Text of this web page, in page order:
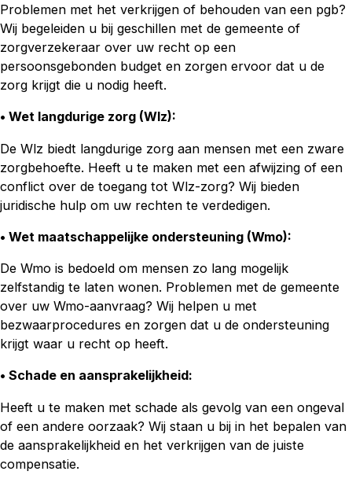
Problemen met het verkrijgen of behouden van een pgb?
Wij begeleiden u bij geschillen met de gemeente of
zorgverzekeraar over uw recht op een
persoonsgebonden budget en zorgen ervoor dat u de
zorg krijgt die u nodig heeft.
• Wet langdurige zorg (Wlz):
De Wlz biedt langdurige zorg aan mensen met een zware
zorgbehoefte. Heeft u te maken met een afwijzing of een
conflict over de toegang tot Wlz-zorg? Wij bieden
juridische hulp om uw rechten te verdedigen.
• Wet maatschappelijke ondersteuning (Wmo):
De Wmo is bedoeld om mensen zo lang mogelijk
zelfstandig te laten wonen. Problemen met de gemeente
over uw Wmo-aanvraag? Wij helpen u met
bezwaarprocedures en zorgen dat u de ondersteuning
krijgt waar u recht op heeft.
• Schade en aansprakelijkheid:
Heeft u te maken met schade als gevolg van een ongeval
of een andere oorzaak? Wij staan u bij in het bepalen van
de aansprakelijkheid en het verkrijgen van de juiste
compensatie.